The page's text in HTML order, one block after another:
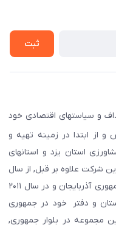
ثبت
و سیاستهای اقتصادی خود
تاسیس و از ابتدا در زمینه تهیه و
استان یزد و استانهای
شرکت علاوه بر قبل, از سال
۲۰۰۳ تحت عنوان شرکت اوروپلاست در جمهوری آذربایجان و در سال ۲۰۱۱
و دفتر خود در جمهوری
مجموعه در بلوار جمهوری,